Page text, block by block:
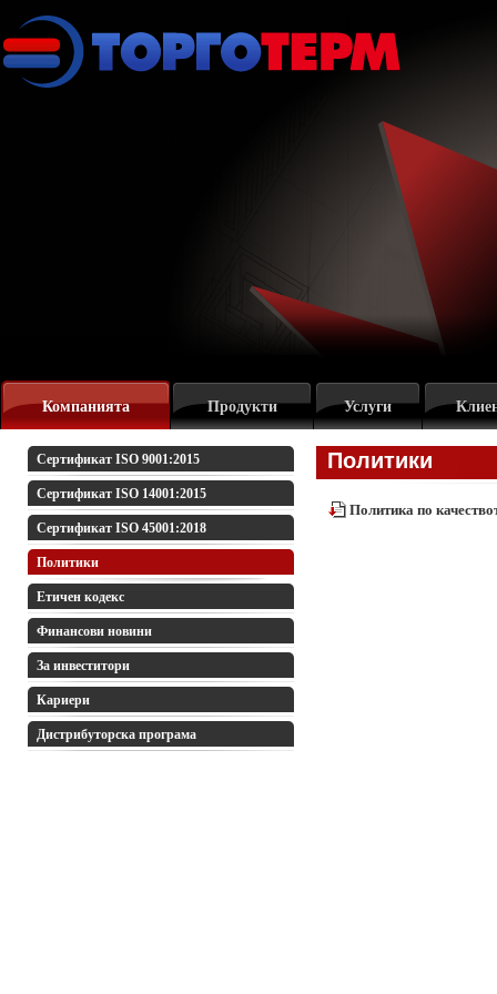
Компанията Продукти Услуги
Сертификат ISO 9001:2015
Сертификат ISO 14001:2015
Сертификат ISO 45001:2018
Политики
Етичен кодекс
Финансови новини
За инвеститори
Кариери
Дистрибуторска програма
Политики
Политика по